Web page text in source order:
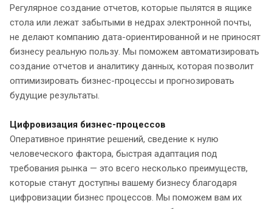
Регулярное создание отчетов, которые пылятся в ящике
стола или лежат забытыми в недрах электронной почты,
не делают компанию дата-ориентированной и не приносят
бизнесу реальную пользу. Мы поможем автоматизировать
создание отчетов и аналитику данных, которая позволит
оптимизировать бизнес-процессы и прогнозировать
будущие результаты.
Цифровизация бизнес-процессов
Оперативное принятие решений, сведение к нулю
человеческого фактора, быстрая адаптация под
требования рынка — это всего несколько преимуществ,
которые станут доступны вашему бизнесу благодаря
цифровизации бизнес процессов. Мы поможем вам их